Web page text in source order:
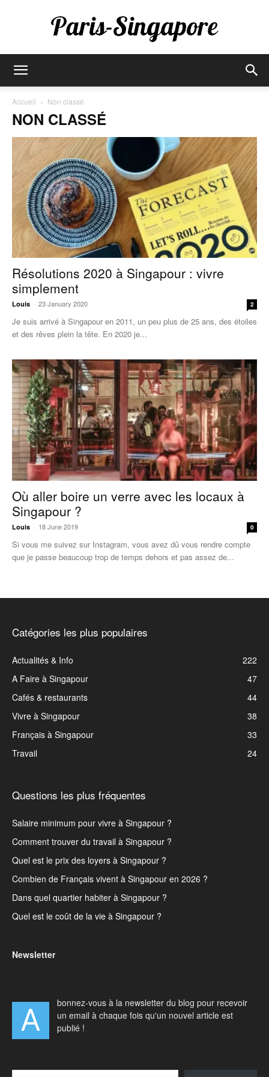
Accueil Non classé
NON CLASSÉ
Résolutions 2020 à Singapour : vivre
simplement
Louis - 23 January 2020 2
Je suis arrivé à Singapour en 2011, un peu plus de 25 ans, des étoiles
et des rêves plein la tête. En 2020 je...
Où aller boire un verre avec les locaux à
Singapour ?
Louis - 18 June 2019 0
Si vous me suivez sur Instagram, vous avez dû vous rendre compte
que je passe beaucoup trop de temps dehors et pas assez de...
Catégories les plus populaires
Actualités & Info
222
A Faire à Singapour
47
Cafés & restaurants
44
Vivre à Singapour
38
Français à Singapour
33
Travail
24
Questions les plus fréquentes
Salaire minimum pour vivre à Singapour ?
Comment trouver du travail à Singapour ?
Quel est le prix des loyers à Singapour ?
Combien de Français vivent à Singapour en 2026 ?
Dans quel quartier habiter à Singapour ?
Quel est le coût de la vie à Singapour ?
Newsletter
A
bonnez-vous à la newsletter du blog pour recevoir
un email à chaque fois qu'un nouvel article est
publié !
Type your email…